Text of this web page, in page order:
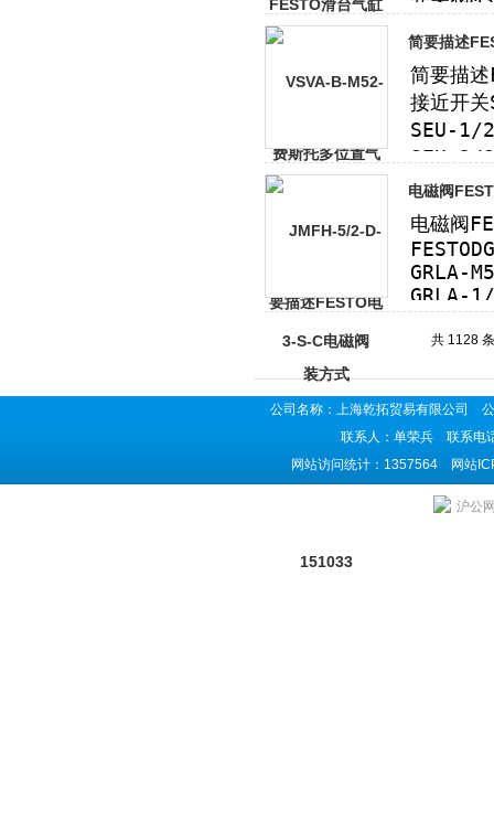
简要描述
电磁阀
共 1128
公司名称：上海乾拓贸易有限公司
联系人：单荣兵 联系电
网站访问统计：1357564 网站
上海乾拓贸易有限公司是费斯托（FESTO）电磁阀供应商,主营
沪公